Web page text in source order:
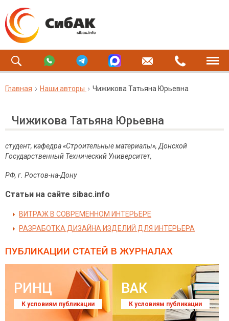
Главная Наши авторы Чижикова Татьяна Юрьевна
Чижикова Татьяна Юрьевна
студент, кафедра «Строительные материалы», Донской
Государственный Технический Университет,
РФ, г. Ростов-на-Дону
Статьи на сайте sibac.info
ВИТРАЖ В СОВРЕМЕННОМ ИНТЕРЬЕРЕ
РАЗРАБОТКА ДИЗАЙНА ИЗДЕЛИЙ ДЛЯ ИНТЕРЬЕРА
ПУБЛИКАЦИИ СТАТЕЙ В ЖУРНАЛАХ
РИНЦ
К условиям публикации
ВАК
К условиям публикации